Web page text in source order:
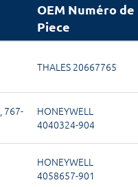
OEM Numéro de
Piece
THALES 20667765
, 767-
HONEYWELL
4040324-904
HONEYWELL
4058657-901